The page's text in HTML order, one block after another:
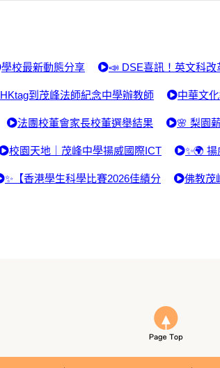
學校最新動態分享 📣 DSE喜訊！英文科改
HKtag到茂峰法師紀念中學辦教師 中華文
法團校董會家長校董選舉結果 🌸 梨園
校園天地｜茂峰中學揚威國際ICT ✨🌍
✨【香港學生科學比賽2026佳績分 佛教茂